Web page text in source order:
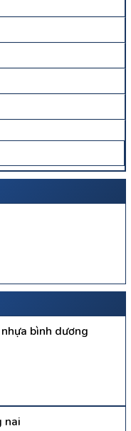
bình dương
nai